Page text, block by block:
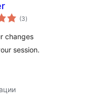
(3общо
оценки
)
changes
session.